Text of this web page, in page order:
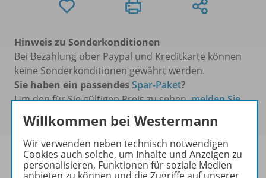
Hinweis zu Sonderkonditionen
Bei Bezahlung über Paypal und Kreditkarte können
keine Sonderkonditionen gewährt werden.
Sie haben ein passendesSpar-Paket?
Um den für Sie gültigen Preis zu sehen,melden Sie
sich bitte an
Willkommen bei Westermann
Wir verwenden neben technisch notwendigen
Cookies auch solche, um Inhalte und Anzeigen zu
personalisieren, Funktionen für soziale Medien
anbieten zu können und die Zugriffe auf unserer